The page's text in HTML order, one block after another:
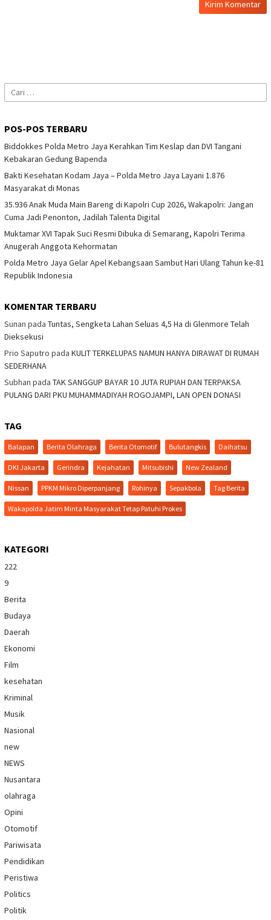
Cari
untuk:
POS-POS TERBARU
Biddokkes Polda Metro Jaya Kerahkan Tim Keslap dan DVI Tangani
Kebakaran Gedung Bapenda
Bakti Kesehatan Kodam Jaya – Polda Metro Jaya Layani 1.876
Masyarakat di Monas
35.936 Anak Muda Main Bareng di Kapolri Cup 2026, Wakapolri: Jangan
Cuma Jadi Penonton, Jadilah Talenta Digital
Muktamar XVI Tapak Suci Resmi Dibuka di Semarang, Kapolri Terima
Anugerah Anggota Kehormatan
Polda Metro Jaya Gelar Apel Kebangsaan Sambut Hari Ulang Tahun ke-81
Republik Indonesia
KOMENTAR TERBARU
Sunan pada Tuntas, Sengketa Lahan Seluas 4,5 Ha di Glenmore Telah
Dieksekusi
Prio Saputro pada KULIT TERKELUPAS NAMUN HANYA DIRAWAT DI RUMAH
SEDERHANA
Subhan pada TAK SANGGUP BAYAR 10 JUTA RUPIAH DAN TERPAKSA
PULANG DARI PKU MUHAMMADIYAH ROGOJAMPI, LAN OPEN DONASI
TAG
Balapan Berita Olahraga Berita Otomotif Bulutangkis Daihatsu
DKI Jakarta Gerindra Kejahatan Mitsubishi New Zealand
Nissan PPKM Mikro Diperpanjang Rohinya Sepakbola Tag Berita
Wakapolda Jatim Minta Masyarakat Tetap Patuhi Prokes
KATEGORI
222
9
Berita
Budaya
Daerah
Ekonomi
Film
kesehatan
Kriminal
Musik
Nasional
new
NEWS
Nusantara
olahraga
Opini
Otomotif
Pariwisata
Pendidikan
Peristiwa
Politics
Politik